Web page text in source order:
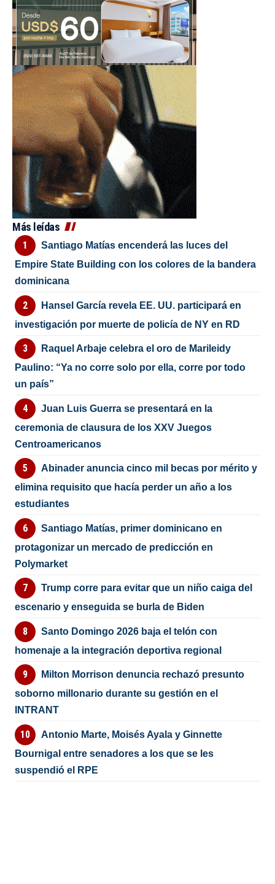
Más leídas
Santiago Matías encenderá las luces del
Empire State Building con los colores de la bandera
dominicana
Hansel García revela EE. UU. participará en
investigación por muerte de policía de NY en RD
Raquel Arbaje celebra el oro de Marileidy
Paulino: “Ya no corre solo por ella, corre por todo
un país”
Juan Luis Guerra se presentará en la
ceremonia de clausura de los XXV Juegos
Centroamericanos
Abinader anuncia cinco mil becas por mérito y
elimina requisito que hacía perder un año a los
estudiantes
Santiago Matías, primer dominicano en
protagonizar un mercado de predicción en
Polymarket
Trump corre para evitar que un niño caiga del
escenario y enseguida se burla de Biden
Santo Domingo 2026 baja el telón con
homenaje a la integración deportiva regional
Milton Morrison denuncia rechazó presunto
soborno millonario durante su gestión en el
INTRANT
Antonio Marte, Moisés Ayala y Ginnette
Bournigal entre senadores a los que se les
suspendió el RPE